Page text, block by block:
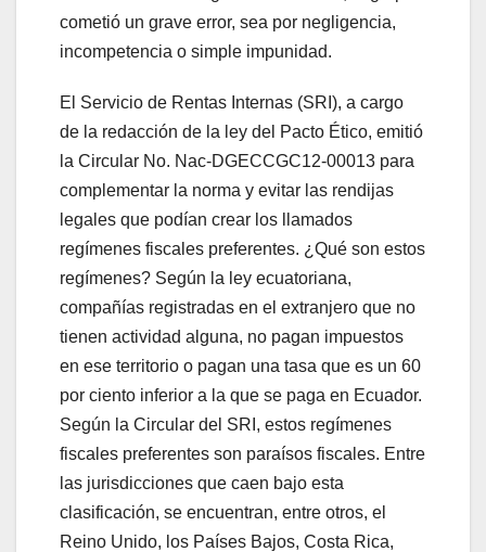
cometió un grave error, sea por negligencia,
incompetencia o simple impunidad.
El Servicio de Rentas Internas (SRI), a cargo
de la redacción de la ley del Pacto Ético, emitió
la Circular No. Nac-DGECCGC12-00013 para
complementar la norma y evitar las rendijas
legales que podían crear los llamados
regímenes fiscales preferentes. ¿Qué son estos
regímenes? Según la ley ecuatoriana,
compañías registradas en el extranjero que no
tienen actividad alguna, no pagan impuestos
en ese territorio o pagan una tasa que es un 60
por ciento inferior a la que se paga en Ecuador.
Según la Circular del SRI, estos regímenes
fiscales preferentes son paraísos fiscales. Entre
las jurisdicciones que caen bajo esta
clasificación, se encuentran, entre otros, el
Reino Unido, los Países Bajos, Costa Rica,